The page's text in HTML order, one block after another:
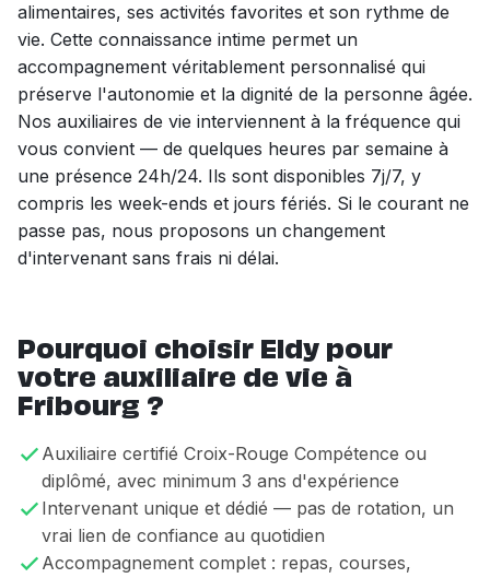
alimentaires, ses activités favorites et son rythme de
vie. Cette connaissance intime permet un
accompagnement véritablement personnalisé qui
préserve l'autonomie et la dignité de la personne âgée.
Nos auxiliaires de vie interviennent à la fréquence qui
vous convient — de quelques heures par semaine à
une présence 24h/24. Ils sont disponibles 7j/7, y
compris les week-ends et jours fériés. Si le courant ne
passe pas, nous proposons un changement
d'intervenant sans frais ni délai.
Pourquoi choisir Eldy pour
votre auxiliaire de vie à
Fribourg ?
Auxiliaire certifié Croix-Rouge Compétence ou
diplômé, avec minimum 3 ans d'expérience
Intervenant unique et dédié — pas de rotation, un
vrai lien de confiance au quotidien
Accompagnement complet : repas, courses,